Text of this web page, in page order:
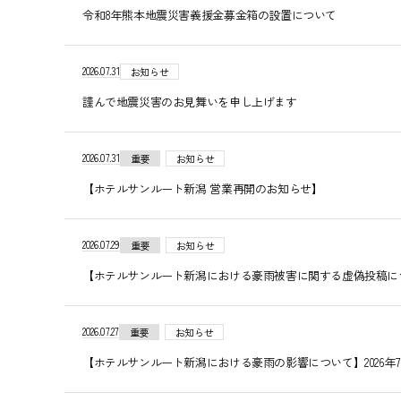
令和8年熊本地震災害義援金募金箱の設置について
2026.07.31 お知らせ
謹んで地震災害のお見舞いを申し上げます
2026.07.31 重要 お知らせ
【ホテルサンルート新潟 営業再開のお知らせ】
2026.07.29 重要 お知らせ
【ホテルサンルート新潟における豪雨被害に関する虚偽投稿に
2026.07.27 重要 お知らせ
【ホテルサンルート新潟における豪雨の影響について】2026年7